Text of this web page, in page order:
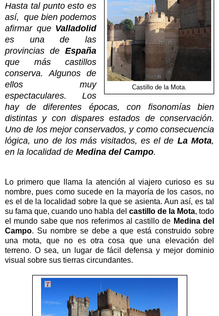
Castillo de la Mota.
Hasta tal punto esto es
así, que bien podemos
afirmar que Valladolid
es una de las
provincias deEspaña
que más castillos
conserva. Algunos de
ellos muy
espectaculares. Los
hay de diferentes épocas, con fisonomías bien
distintas y con dispares estados de conservación.
Uno de los mejor conservados, y como consecuencia
lógica, uno de los más visitados, es el de La Mota,
en la localidad de Medina del Campo.
Lo primero que llama la atención al viajero curioso es su
nombre, pues como sucede en la mayoría de los casos, no
es el de la localidad sobre la que se asienta. Aun así, es tal
su fama que, cuando uno habla del castillo de la Mota, todo
el mundo sabe que nos referimos al castillo de Medina del
Campo. Su nombre se debe a que está construido sobre
una mota, que no es otra cosa que una elevación del
terreno. O sea, un lugar de fácil defensa y mejor dominio
visual sobre sus tierras circundantes.